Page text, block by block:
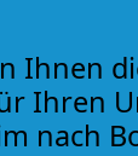
Ihnen
Ihren
nach